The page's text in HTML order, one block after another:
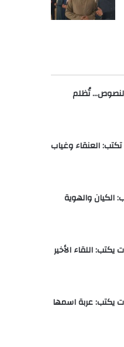
تُظلم
العنقاء وغياب
الكيان والهوية
يكتب: اللقاء الأخير
يكتب: عربة اسمها